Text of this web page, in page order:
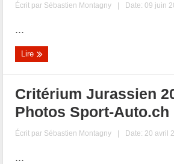
Écrit par Sébastien Montagny | Date: 09 juin
...
Lire
Critérium Jurassien
Photos Sport-Auto.ch
Écrit par Sébastien Montagny | Date: 20 avril
...